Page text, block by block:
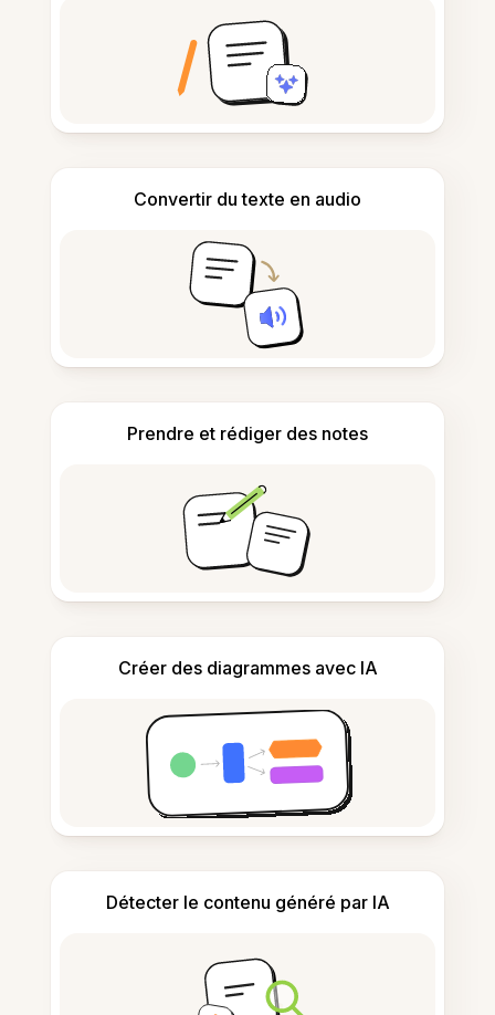
Convertir du texte en audio
Prendre et rédiger des notes
Créer des diagrammes avec IA
Détecter le contenu généré par IA